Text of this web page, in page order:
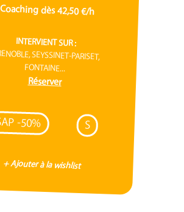
Coaching dès 42,50 €/h
INTERVIENT SUR :
SEYSSINET-PARISET,
FONTAINE...
Réserver
-50% S
+ Ajouter à la wishlist